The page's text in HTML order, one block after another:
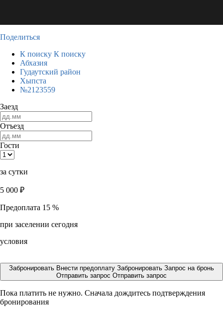
Поделиться
К поиску К поиску
Абхазия
Гудаутский район
Хыпста
№2123559
Заезд
Отъезд
Гости
за сутки
5 000 ₽
Предоплата 15 %
при заселении сегодня
условия
Забронировать Внести предоплату Забронировать Запрос на бронь
Отправить запрос Отправить запрос
Пока платить не нужно. Сначала дождитесь подтверждения
бронирования